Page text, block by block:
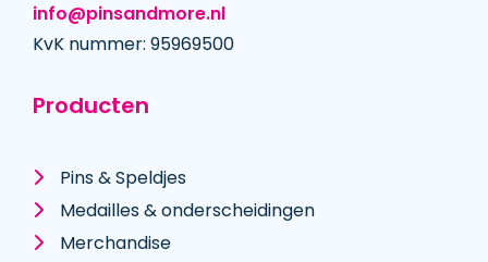
info@pinsandmore.nl
KvK nummer: 95969500
Producten
Pins & Speldjes
Medailles & onderscheidingen
Merchandise